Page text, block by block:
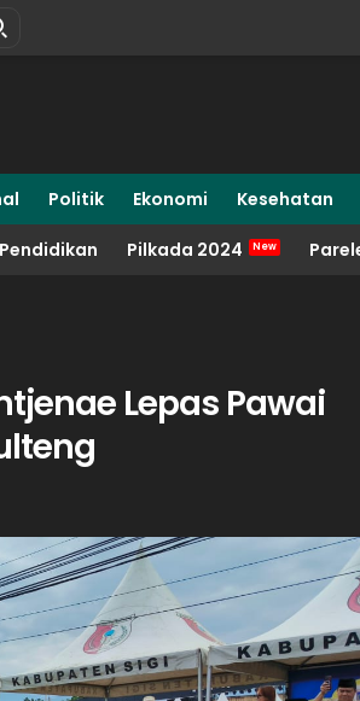
Politik Ekonomi Kesehatan
Pendidikan Pilkada 2024
Lepas Pawai